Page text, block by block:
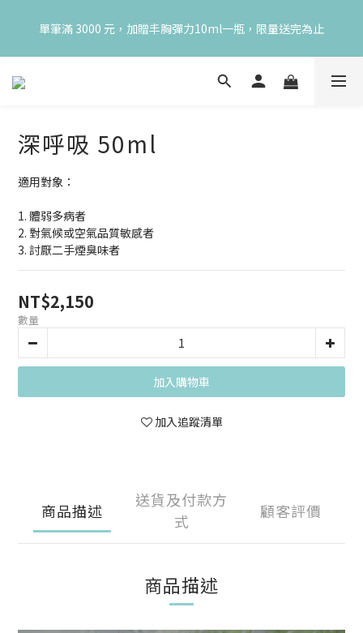
隨身瓶，再享超值滿額贈 👉
隨身瓶，再享超值滿額贈 👉
😍 50ml 任一瓶結帳享 8 折，任三瓶享 75 折，任五瓶享 7 折！想
單筆滿 3000 元，加贈丰胸彈力10ml一瓶，限量送完為止
😍 8月慶典！250ml 無痛/深呼吸/橙花開賣！獨享 68 折再送 20ml
深呼吸 50ml
適用對象：
1. 體弱多病者
2. 對氣候或空氣品質敏感者
3. 討厭二手煙臭味者
NT$2,150
數量
加入購物車
加入追蹤清單
商品描述
送貨及付款方
式
顧客評價
商品描述